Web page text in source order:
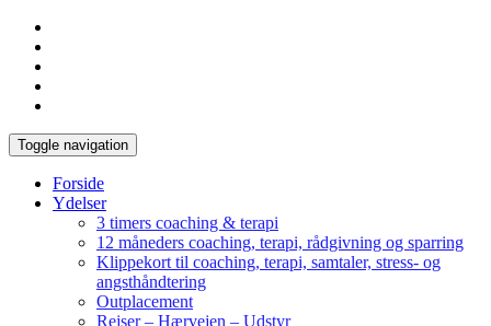
Toggle navigation
Forside
Ydelser
3 timers coaching & terapi
12 måneders coaching, terapi, rådgivning og sparring
Klippekort til coaching, terapi, samtaler, stress- og
angsthåndtering
Outplacement
Rejser – Hærvejen – Udstyr